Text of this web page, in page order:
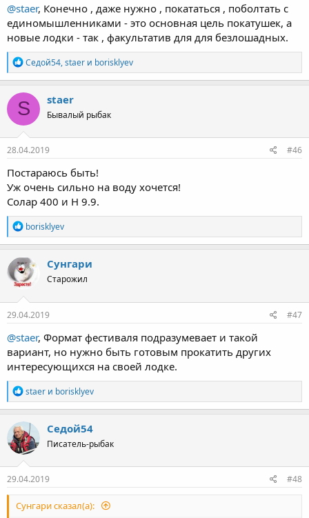
@staer, Конечно , даже нужно , покататься , поболтать с
единомышленниками - это основная цель покатушек, а
новые лодки - так , факультатив для для безлошадных.
Р
е
а
к
ц
и
и
:
Седой54,staer и borisklyev
S staer
Бывалый рыбак
28.04.2019 #46
Постараюсь быть!
Уж очень сильно на воду хочется!
Солар 400 и Н 9.9.
Р
е
а
к
ц
и
:
borisklyev
Сунгари
Старожил
29.04.2019 #47
@staer, Формат фестиваля подразумевает и такой
вариант, но нужно быть готовым прокатить других
интересующихся на своей лодке.
Р
е
а
к
ц
и
и
:
staer и borisklyev
Седой54
Писатель-рыбак
29.04.2019 #48
Сунгари сказал(а):